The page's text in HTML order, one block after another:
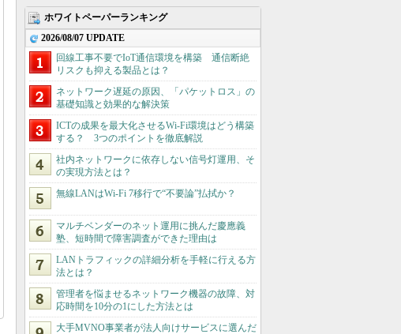
ホワイトペーパーランキング
2026/08/07 UPDATE
回線工事不要でIoT通信環境を構築 通信断絶
リスクも抑える製品とは？
ネットワーク遅延の原因、「パケットロス」の
基礎知識と効果的な解決策
ICTの成果を最大化させるWi-Fi環境はどう構築
する？ 3つのポイントを徹底解説
社内ネットワークに依存しない信号灯運用、そ
の実現方法とは？
無線LANはWi-Fi 7移行で“不要論”払拭か？
マルチベンダーのネット運用に挑んだ慶應義
塾、短時間で障害調査ができた理由は
LANトラフィックの詳細分析を手軽に行える方
法とは？
管理者を悩ませるネットワーク機器の故障、対
応時間を10分の1にした方法とは
大手MVNO事業者が法人向けサービスに選んだ